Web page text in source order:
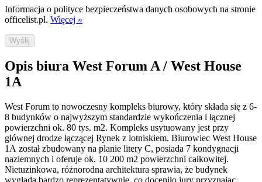
Informacja o polityce bezpieczeństwa danych osobowych na stronie
officelist.pl. Więcej »
Wyślij
Opis biura West Forum A / West House
1A
West Forum to nowoczesny kompleks biurowy, który składa się z 6-
8 budynków o najwyższym standardzie wykończenia i łącznej
powierzchni ok. 80 tys. m2. Kompleks usytuowany jest przy
głównej drodze łączącej Rynek z lotniskiem. Biurowiec West House
1A został zbudowany na planie litery C, posiada 7 kondygnacji
naziemnych i oferuje ok. 10 200 m2 powierzchni całkowitej.
Nietuzinkowa, różnorodna architektura sprawia, że budynek
wygląda bardzo reprezentatywnie, co doceniło jury przyznając